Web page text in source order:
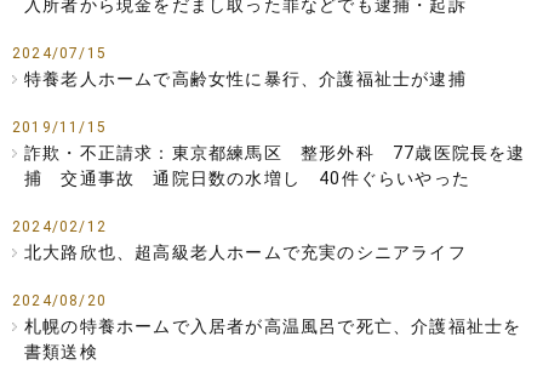
入所者から現金をだまし取った罪などでも逮捕・起訴
2024/07/15
特養老人ホームで高齢女性に暴行、介護福祉士が逮捕
2019/11/15
詐欺・不正請求：東京都練馬区 整形外科 77歳医院長を逮
捕 交通事故 通院日数の水増し 40件ぐらいやった
2024/02/12
北大路欣也、超高級老人ホームで充実のシニアライフ
2024/08/20
札幌の特養ホームで入居者が高温風呂で死亡、介護福祉士を
書類送検